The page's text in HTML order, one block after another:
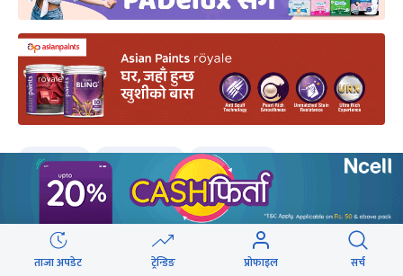
उम्मेदवार गण्डकी प्रदेश
नेकपा एमाले
प्रतिनिधि सभा निर्वाचन
ताजा अपडेट ट्रेन्डिङ प्रोफाइल सर्च